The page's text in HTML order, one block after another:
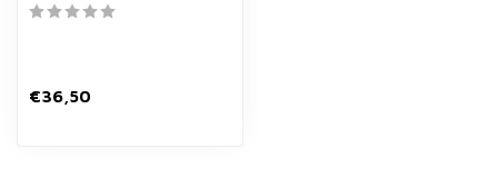
€36,50